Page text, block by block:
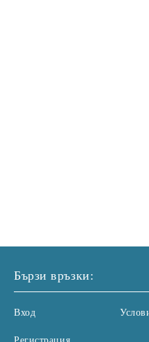
Бързи връзки:
Вход